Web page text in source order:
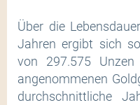
Über die
Jahren ergibt sich
von 297.575 Unzen
angenommenen
durchschnittliche